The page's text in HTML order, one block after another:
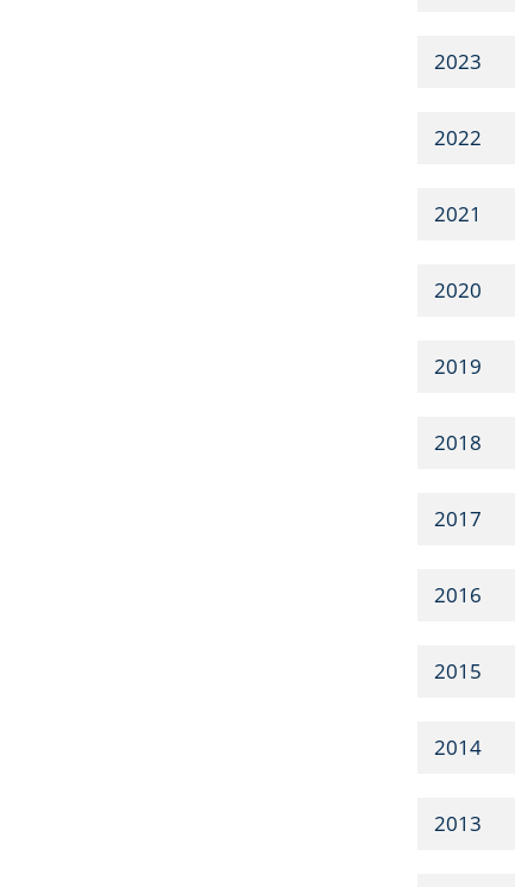
2023
2022
2021
2020
2019
2018
2017
2016
2015
2014
2013